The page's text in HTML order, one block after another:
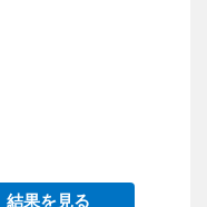
結果を見る